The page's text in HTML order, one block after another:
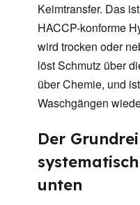
Keimtransfer. Das
HACCP-konforme
wird trocken oder
löst Schmutz über
über Chemie, und
Waschgängen
Der
unten